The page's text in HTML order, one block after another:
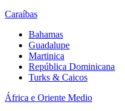
Caraíbas
Bahamas
Guadalupe
Martinica
República Dominicana
Turks & Caicos
África e Oriente Medio